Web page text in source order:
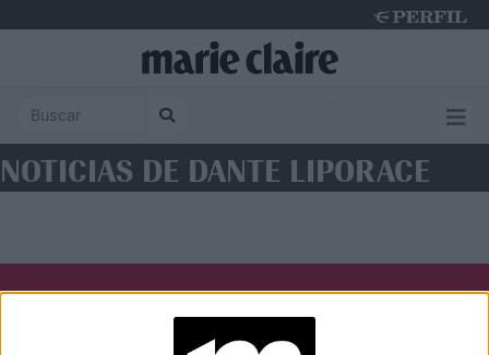
NOTICIAS DE DANTE LIPORACE